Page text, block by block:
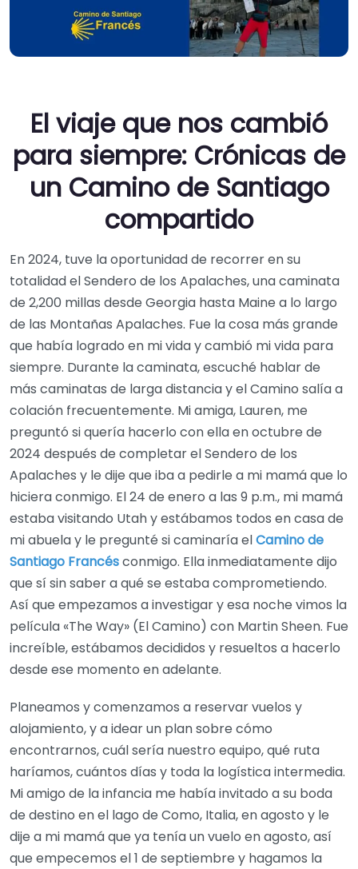
El viaje que nos cambió
para siempre: Crónicas de
un Camino de Santiago
compartido
En 2024, tuve la oportunidad de recorrer en su
totalidad el Sendero de los Apalaches, una caminata
de 2,200 millas desde Georgia hasta Maine a lo largo
de las Montañas Apalaches. Fue la cosa más grande
que había logrado en mi vida y cambió mi vida para
siempre. Durante la caminata, escuché hablar de
más caminatas de larga distancia y el Camino salía a
colación frecuentemente. Mi amiga, Lauren, me
preguntó si quería hacerlo con ella en octubre de
2024 después de completar el Sendero de los
Apalaches y le dije que iba a pedirle a mi mamá que lo
hiciera conmigo. El 24 de enero a las 9 p.m., mi mamá
estaba visitando Utah y estábamos todos en casa de
mi abuela y le pregunté si caminaría elCamino de
Santiago Francésconmigo. Ella inmediatamente dijo
que sí sin saber a qué se estaba comprometiendo.
Así que empezamos a investigar y esa noche vimos la
película «The Way» (El Camino) con Martin Sheen. Fue
increíble, estábamos decididos y resueltos a hacerlo
desde ese momento en adelante.
Planeamos y comenzamos a reservar vuelos y
alojamiento, y a idear un plan sobre cómo
encontrarnos, cuál sería nuestro equipo, qué ruta
haríamos, cuántos días y toda la logística intermedia.
Mi amigo de la infancia me había invitado a su boda
de destino en el lago de Como, Italia, en agosto y le
dije a mi mamá que ya tenía un vuelo en agosto, así
que empecemos el 1 de septiembre y hagamos la